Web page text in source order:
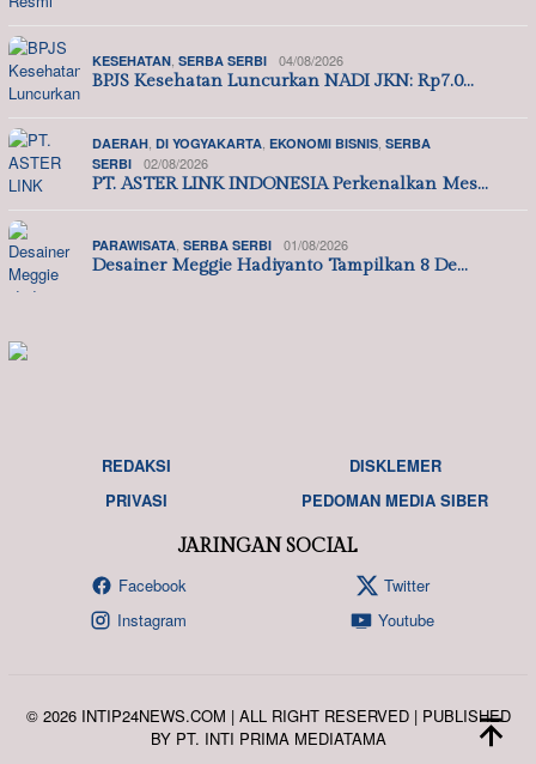
KESEHATAN, SERBA SERBI 04/08/2026
BPJS Kesehatan Luncurkan NADI JKN: Rp7.0…
DAERAH, DI YOGYAKARTA, EKONOMI BISNIS, SERBA
SERBI
02/08/2026
PT. ASTER LINK INDONESIA Perkenalkan Mes…
PARAWISATA, SERBA SERBI 01/08/2026
Desainer Meggie Hadiyanto Tampilkan 8 De…
REDAKSI
DISKLEMER
PRIVASI
PEDOMAN MEDIA SIBER
JARINGAN SOCIAL
Facebook
Twitter
Instagram
Youtube
© 2026 INTIP24NEWS.COM | ALL RIGHT RESERVED | PUBLISHED
BY PT. INTI PRIMA MEDIATAMA